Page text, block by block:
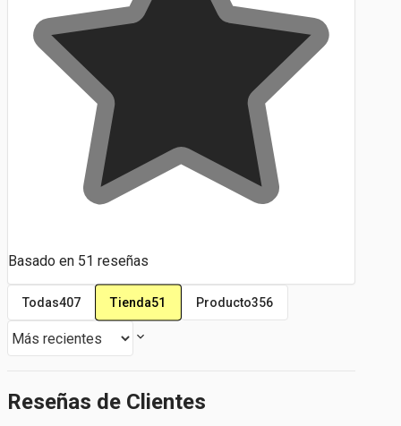
Basado en 51 reseñas
Todas407 Tienda51 Producto356
Reseñas de Clientes